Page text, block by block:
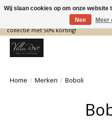
De nieuwe collectie komt eraan… en
collectie met 50% korting!
Home / Merken / Boboli
Wij slaan cookies op om onze
Nee
Meer